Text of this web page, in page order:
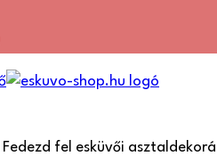
Fedezd fel esküvői